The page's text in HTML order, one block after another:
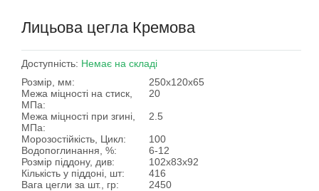
Лицьова цегла Кремова
Доступність: Немає на складі
Розмір, мм:
250х120х65
Межа міцності на стиск,
МПа:
20
Межа міцності при згині,
МПа:
2.5
Морозостійкість, Цикл:
100
Водопоглинання, %:
6-12
Розмір піддону, див:
102х83х92
Кількість у піддоні, шт:
416
Вага цегли за шт., гр:
2450